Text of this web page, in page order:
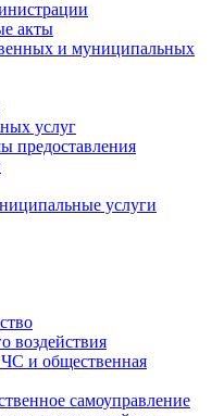
акты
и муниципальных
услуг
предоставления
услуги
воздействия
и общественная
самоуправление